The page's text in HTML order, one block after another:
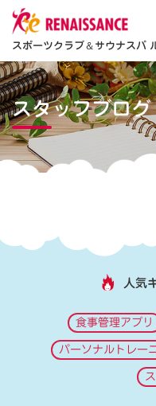
スポーツクラブ＆サウナスパ
スタッフブログ
人気
食事管理アプリ
パーソナルトレー